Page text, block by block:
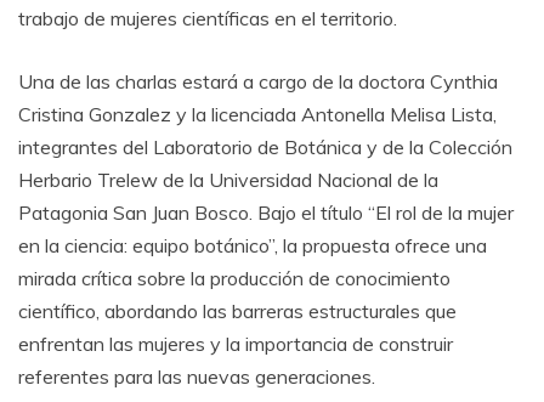
trabajo de mujeres científicas en el territorio.
Una de las charlas estará a cargo de la doctora Cynthia
Cristina Gonzalez y la licenciada Antonella Melisa Lista,
integrantes del Laboratorio de Botánica y de la Colección
Herbario Trelew de la Universidad Nacional de la
Patagonia San Juan Bosco. Bajo el título “El rol de la mujer
en la ciencia: equipo botánico”, la propuesta ofrece una
mirada crítica sobre la producción de conocimiento
científico, abordando las barreras estructurales que
enfrentan las mujeres y la importancia de construir
referentes para las nuevas generaciones.